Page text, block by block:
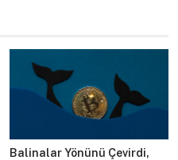
Balinalar Yönünü Çevirdi,